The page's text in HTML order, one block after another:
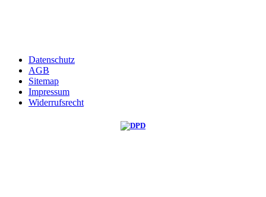
Datenschutz
AGB
Sitemap
Impressum
Widerrufsrecht